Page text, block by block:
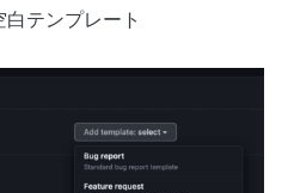
テンプレート